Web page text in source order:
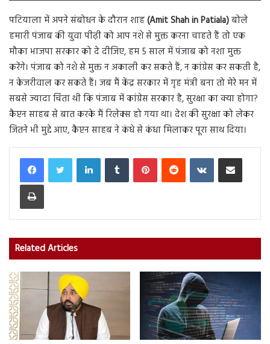
पटियाला में अपने संबोधन के दौरान शाह(Amit Shah in Patiala)बोले
हमारी पंजाब की युवा पीढ़ी को आप नशे से मुक्त करना चाहते हैं तो एक
मौका भाजपा सरकार को दे दीजिए, हम 5 साल में पंजाब को नशा मुक्त
करेंगे। पंजाब को नशे से मुक्त न अकाली कर सकते हैं, न कांग्रेस कर सकती है,
न केजरीवाल कर सकते हैं। जब मैं केंद्र सरकार में गृह मंत्री बना तो मेरे मन में
सबसे ज्यादा चिंता थी कि पंजाब में कांग्रेस सरकार है, सुरक्षा का क्या होगा?
कैप्टन साहब से बात करके मैं रिलेक्स हो गया था। देश की सुरक्षा को लेकर
जितने भी मुद्दे आए, कैप्टन साहब ने कंधे से कंधा मिलाकर पूरा साथ दिया।
LinkedInTumblr PinterestReddit VKontakteShare via Email
Print
Related Articles